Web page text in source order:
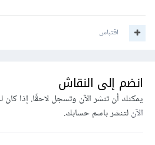
اقتباس
انضم إلى النقاش
يمكنك أن تنشر الآن وتسجل لاحقًا. إذا
الآنلتنشر باسم حسابك.